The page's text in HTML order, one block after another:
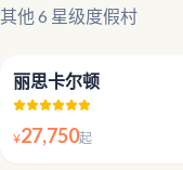
其他 6 星级度假村
丽思卡尔顿
¥27,750起